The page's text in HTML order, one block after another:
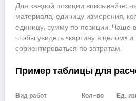
Для каждой позиции вписывайте:
материала, единицу измерения,
единицу, сумму по позиции. Чаще
чтобы увидеть «картину в целом»
сориентироваться по затратам.
Пример таблицы для
Вид работ Кол-во Ед.